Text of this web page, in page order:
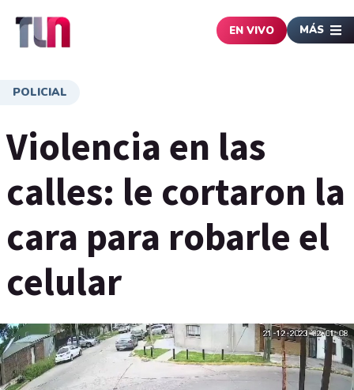
EN VIVO MÁS
POLICIAL
Violencia en las
calles: le cortaron la
cara para robarle el
celular